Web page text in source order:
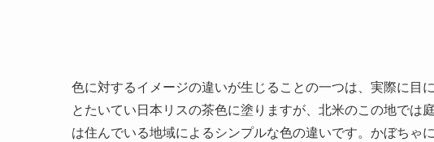
色に対するイメージの違いが生じることの一つは、実際に目
とたいてい日本リスの茶色に塗りますが、北米のこの地では
は住んでいる地域によるシンプルな色の違いです。かぼちゃ